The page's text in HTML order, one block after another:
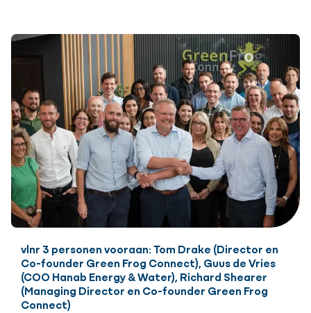
vlnr 3 personen vooraan: Tom Drake (Director en
Co-founder Green Frog Connect), Guus de Vries
(COO Hanab Energy & Water), Richard Shearer
(Managing Director en Co-founder Green Frog
Connect)